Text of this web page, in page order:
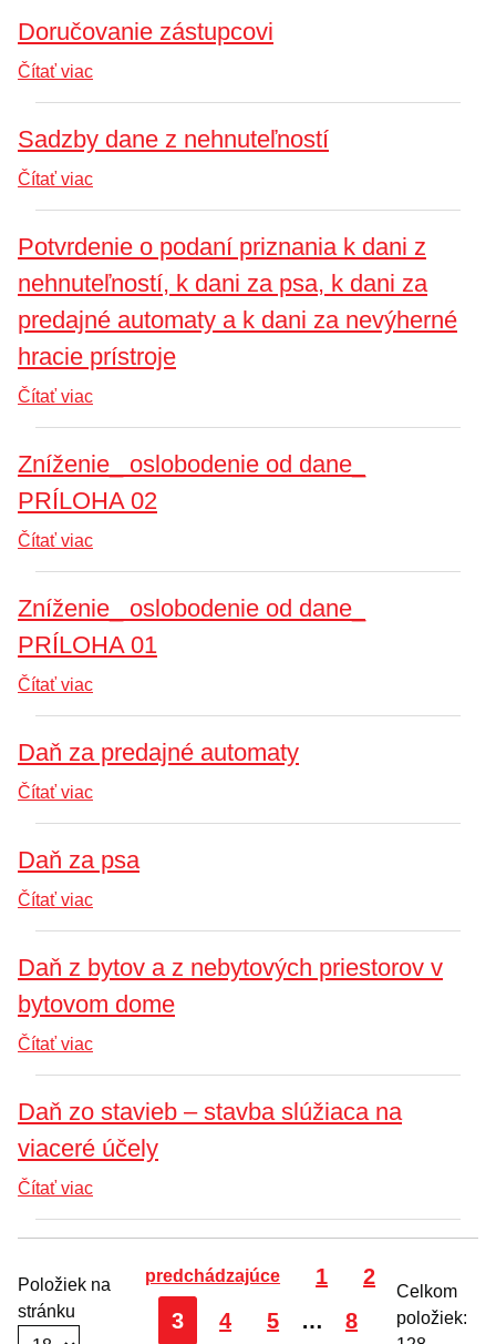
Doručovanie zástupcovi
Čítať viac
Sadzby dane z nehnuteľností
Čítať viac
Potvrdenie o podaní priznania k dani z
nehnuteľností, k dani za psa, k dani za
predajné automaty a k dani za nevýherné
hracie prístroje
Čítať viac
Zníženie_ oslobodenie od dane_
PRÍLOHA 02
Čítať viac
Zníženie_ oslobodenie od dane_
PRÍLOHA 01
Čítať viac
Daň za predajné automaty
Čítať viac
Daň za psa
Čítať viac
Daň z bytov a z nebytových priestorov v
bytovom dome
Čítať viac
Daň zo stavieb – stavba slúžiaca na
viaceré účely
Čítať viac
Položiek na
stránku
predchádzajúce Strana
1 Strana
2
Strana
3 Strana
4 Strana
5 … Strana
8
Celkom
položiek: